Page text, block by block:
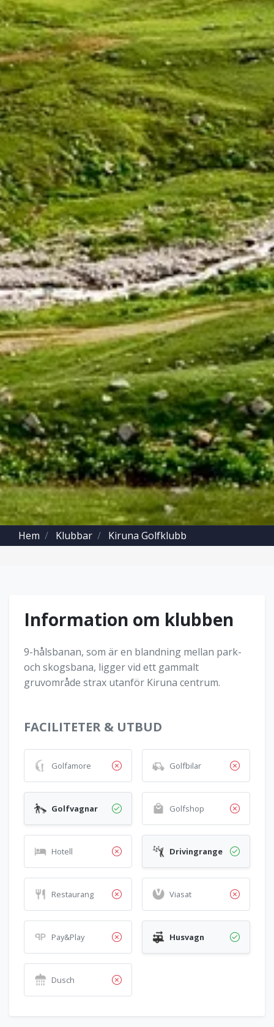
Hem Klubbar Kiruna Golfklubb
Information om klubben
9-hålsbanan, som är en blandning mellan park-
och skogsbana, ligger vid ett gammalt
gruvområde strax utanför Kiruna centrum.
FACILITETER & UTBUD
Golfamore Golfbilar
Golfvagnar Golfshop
Hotell Drivingrange
Restaurang Viasat
Pay&Play Husvagn
Dusch